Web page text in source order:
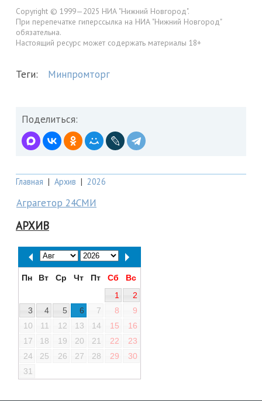
Copyright © 1999—2025 НИА "Нижний Новгород".
При перепечатке гиперссылка на НИА "Нижний Новгород"
обязательна.
Настоящий ресурс может содержать материалы 18+
Теги: Минпромторг
Поделиться:
Главная | Архив | 2026
Аграгетор 24СМИ
АРХИВ
Пн Вт Ср Чт Пт Сб
Вс
1
2
3
4 5 6 7 8
9
10
11 12 13 14 15
16
17
18 19 20 21 22
23
24
25 26 27 28 29
30
31